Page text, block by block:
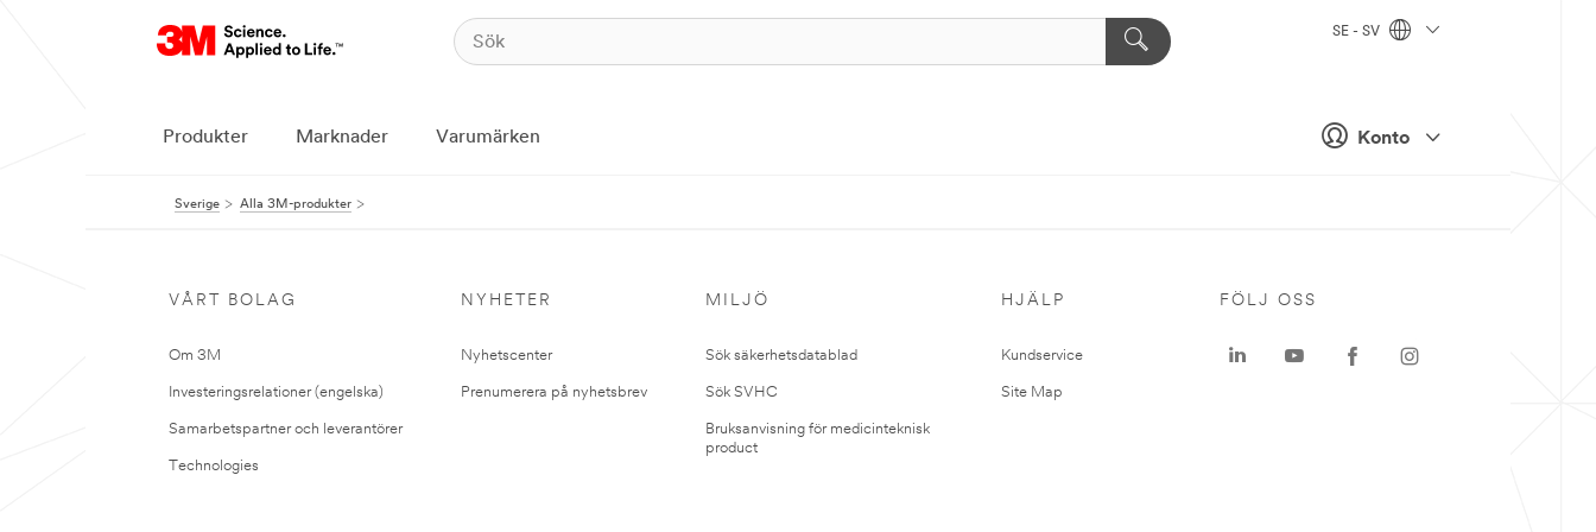
Konto
SE - SV
Produkter Marknader Varumärken
Sverige Alla 3M-produkter
VÅRT BOLAG
Om 3M
Investeringsrelationer (engelska)
Samarbetspartner och leverantörer
Technologies
NYHETER
Nyhetscenter
Prenumerera på nyhetsbrev
MILJÖ
Sök säkerhetsdatablad
Sök SVHC
Bruksanvisning för medicinteknisk
product
HJÄLP
Kundservice
Site Map
FÖLJ OSS